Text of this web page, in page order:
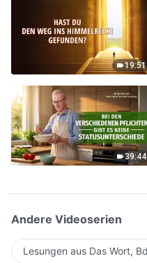
19:51
39:44
Andere Videoserien
Lesungen aus Das Wort,